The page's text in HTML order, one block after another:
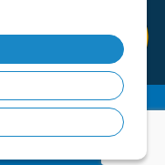
e-shop Pohoda
s.r.o.